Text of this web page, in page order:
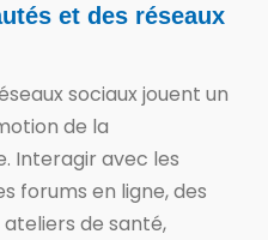
et des réseaux
sociaux jouent un
de la
Interagir avec les
forums en ligne, des
de santé,